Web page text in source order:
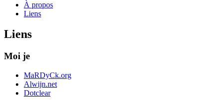
À propos
Liens
Liens
Moi je
MaRDyCk.org
Alwijn.net
Dotclear